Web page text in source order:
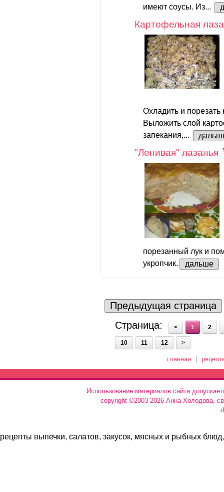
имеют соусы. Из...
Картофельная
Охладить и порезать
Выложить слой
запекания,...
"Ленивая" лазанья
порезанный лук и
укропчик.
дальше
Предыдущая страница
Страница:
< 1 2
10 11 12 >
главная
Использование материалов сайта
copyright ©2003-2026 Анна Холодова,
рецепты выпечки, салатов, закусок, мясных и рыбных